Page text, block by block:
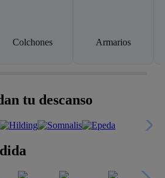
Colchones Armarios
tu descanso